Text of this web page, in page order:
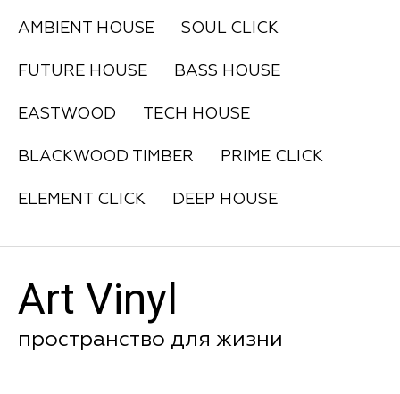
AMBIENT HOUSE SOUL CLICK
FUTURE HOUSE BASS HOUSE
EASTWOOD TECH HOUSE
BLACKWOOD TIMBER PRIME CLICK
ELEMENT CLICK DEEP HOUSE
Art Vinyl
пространство для жизни